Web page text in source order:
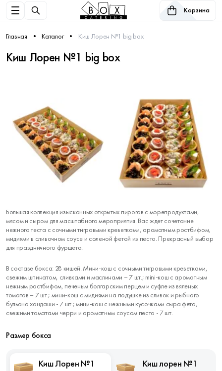
Корзина
Главная Каталог Киш Лорен №1 big box
Киш Лорен №1 big box
Большая коллекция изысканных открытых пирогов с морепродуктами,
мясом и сыром для масштабного мероприятия. Вас ждет сочетание
нежного теста с сочными тигровыми креветками, ароматным ростбифом,
мидиями в сливочном соусе и соленой фетой из песто. Прекрасный выбор
для праздничного фуршета.
В составе бокса: 28 кишей. Мини-кош с сочными тигровыми креветками,
свежим шпинатом, сливками и маслинами – 7 шт.; mini-кош с ароматным
нежным ростбифом, печеным болгарским перцем и суфле из вяленых
томатов – 7 шт.; мини-кош с мидиями на подушке из сливок и рыбного
бульона хондаши - 7 шт.; мини-кош с нежными кусочками сыра фета,
свежими томатами черри и ароматным соусом песто - 7 шт.
Размер бокса
Киш Лорен №1
Киш лорен №1